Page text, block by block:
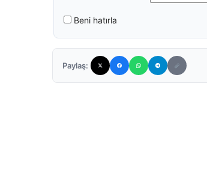
Beni hatırla
Paylaş: